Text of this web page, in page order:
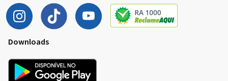
Downloads